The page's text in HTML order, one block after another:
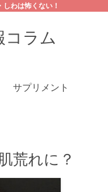
わは怖くない！
コラム
サプリメント
荒れに？